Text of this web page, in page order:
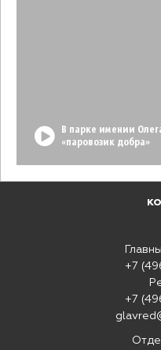
В парке имении
«паровозик добра»
+7
+7